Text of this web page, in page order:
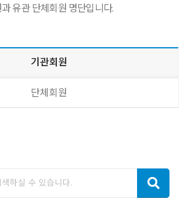
유관 단체회원 명단입니다.
기관회원
단체회원